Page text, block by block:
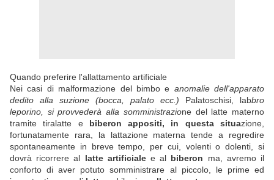
Quando preferire l'allattamento artificiale
Nei casi di malformazione del bimbo e anomalie dell'apparato
dedito alla suzione (bocca, palato ecc.) Palatoschisi, labbro
leporino, si provvederà alla somministrazione del latte materno
tramite tiralatte e biberon appositi, in questa situazione,
fortunatamente rara, la lattazione materna tende a regredire
spontaneamente in breve tempo, per cui, volenti o dolenti, si
dovrà ricorrere al latte artificialee al biberon ma, avremo il
conforto di aver potuto somministrare al piccolo, le prime ed